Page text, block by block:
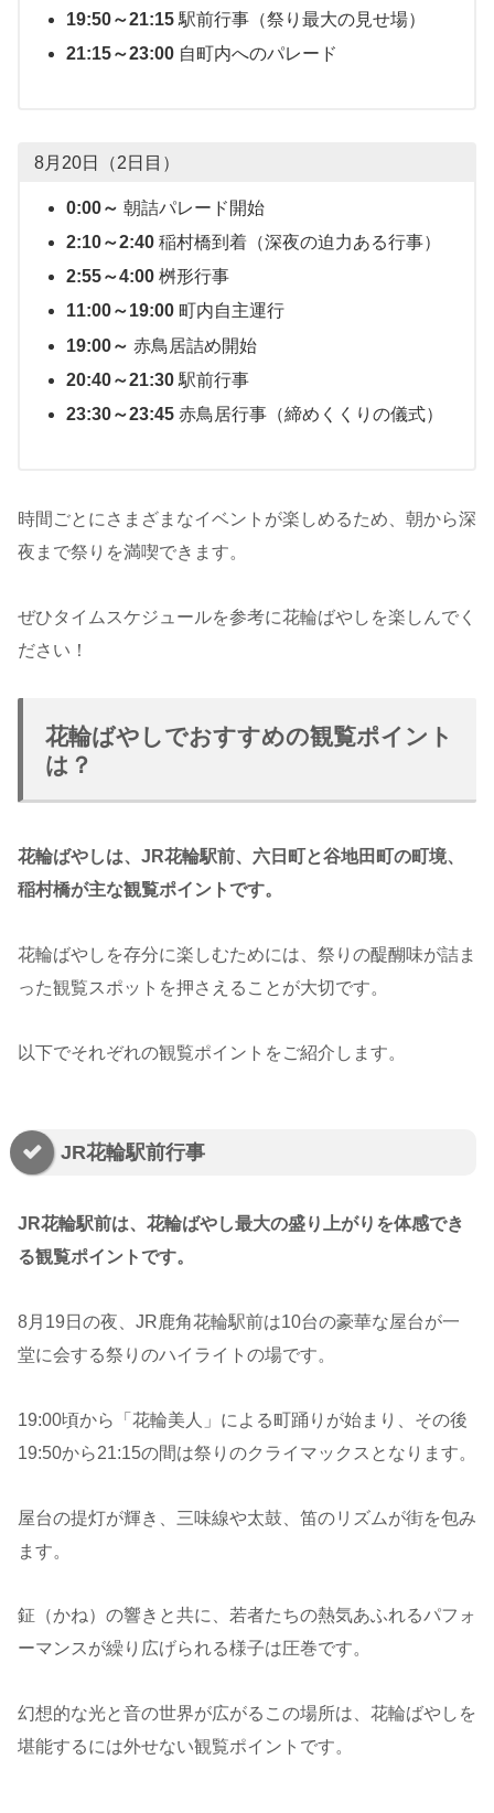
19:50～21:15駅前行事（祭り最大の見せ場）
21:15～23:00自町内へのパレード
8月20日（2日目）
0:00～ 朝詰パレード開始
2:10～2:40稲村橋到着（深夜の迫力ある行事）
2:55～4:00桝形行事
11:00～19:00町内自主運行
19:00～ 赤鳥居詰め開始
20:40～21:30駅前行事
23:30～23:45赤鳥居行事（締めくくりの儀式）
時間ごとにさまざまなイベントが楽しめるため、朝から深
夜まで祭りを満喫できます。
ぜひタイムスケジュールを参考に花輪ばやしを楽しんでく
ださい！
花輪ばやしでおすすめの観覧ポイント
は？
花輪ばやしは、JR花輪駅前、六日町と谷地田町の町境、
稲村橋が主な観覧ポイントです。
花輪ばやしを存分に楽しむためには、祭りの醍醐味が詰ま
った観覧スポットを押さえることが大切です。
以下でそれぞれの観覧ポイントをご紹介します。
JR花輪駅前行事
JR花輪駅前は、花輪ばやし最大の盛り上がりを体感でき
る観覧ポイントです。
8月19日の夜、JR鹿角花輪駅前は10台の豪華な屋台が一
堂に会する祭りのハイライトの場です。
19:00頃から「花輪美人」による町踊りが始まり、その後
19:50から21:15の間は祭りのクライマックスとなります。
屋台の提灯が輝き、三味線や太鼓、笛のリズムが街を包み
ます。
鉦（かね）の響きと共に、若者たちの熱気あふれるパフォ
ーマンスが繰り広げられる様子は圧巻です。
幻想的な光と音の世界が広がるこの場所は、花輪ばやしを
堪能するには外せない観覧ポイントです。